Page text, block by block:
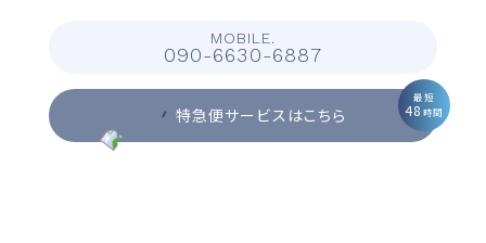
MOBILE.
090-6630-6887
特急便サービスはこちら
最短
48時間